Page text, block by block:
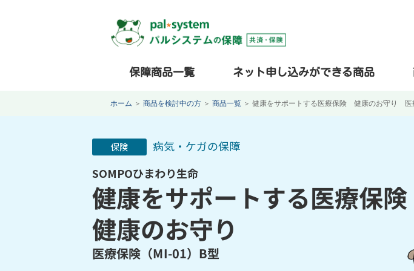
保障商品一覧 ネット申し込みができる商品
ホーム ＞ 商品を検討中の方 ＞ 商品一覧 ＞ 健康をサポートする医療保険 健康のお守り 医
保険
病気・ケガの保障
SOMPOひまわり生命
健康をサポートする医療保険
健康のお守り
医療保険（MI-01）B型